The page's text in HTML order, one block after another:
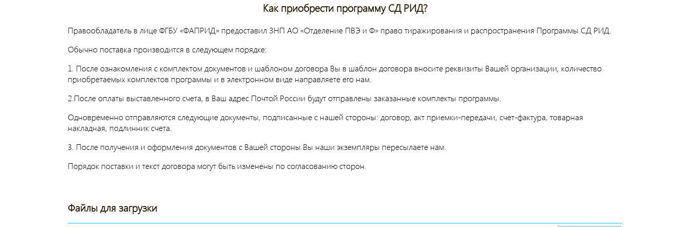
Как приобрести программу СД РИД?
Правообладатель в лице ФГБУ «ФАПРИД» предоставил ЗНП АО «Отделение ПВЭ и Ф» право тиражирования и распространения Программы СД РИД.
Обычно поставка производится в следующем порядке:
1. После ознакомления с комплектом документов и шаблоном договора Вы в шаблон договора вносите реквизиты Вашей организации, количество
приобретаемых комплектов программы и в электронном виде направляете его нам.
2.После оплаты выставленного счета, в Ваш адрес Почтой России будут отправлены заказанные комплекты программы.
Одновременно отправляются следующие документы, подписанные с нашей стороны: договор, акт приемки-передачи, счет-фактура, товарная
накладная, подлинник счета.
3. После получения и оформления документов с Вашей стороны Вы наши экземпляры пересылаете нам.
Порядок поставки и текст договора могут быть изменены по согласованию сторон.
Файлы для загрузки